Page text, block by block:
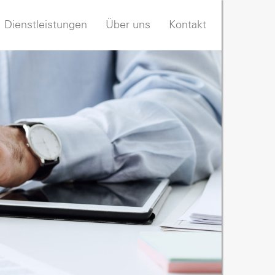
Dienstleistungen Über uns Kontakt